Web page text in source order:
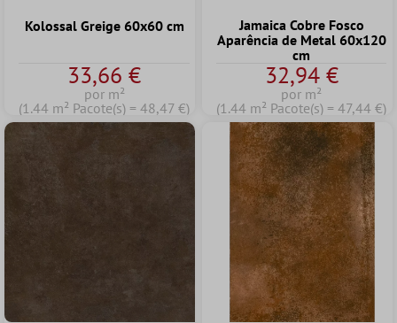
Kolossal Greige 60x60 cm
33,66 €
por m²
(1.44 m² Pacote(s) = 48,47 €)
Jamaica Cobre Fosco
Aparência de Metal 60x120
cm
32,94 €
por m²
(1.44 m² Pacote(s) = 47,44 €)